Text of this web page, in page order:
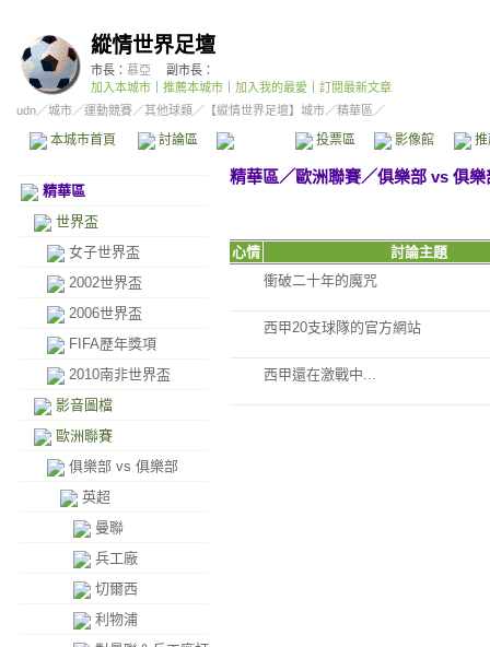
縱情世界足壇
市長： 慕亞
副市長：
加入本城市
推薦本城市 加入我的最愛
訂閱最新文章
udn／城市／運動競賽／其他球類 ／ 【縱情世界足壇】城市／精華區／
本城市首頁 討論區 精華區 投票區 影像館
精華區
世界盃
女子世界盃
2002世界盃
2006世界盃
FIFA歷年獎項
2010南非世界盃
影音圖檔
歐洲聯賽
俱樂部 vs 俱樂部
英超
曼聯
兵工廠
切爾西
利物浦
精華區／歐洲聯賽／俱樂部 vs 俱樂
心情
討論主題
衝破二十年的魔咒
西甲20支球隊的官方網站
西甲還在激戰中...